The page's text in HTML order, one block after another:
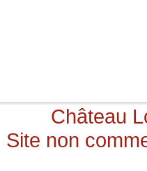
Château
Site non